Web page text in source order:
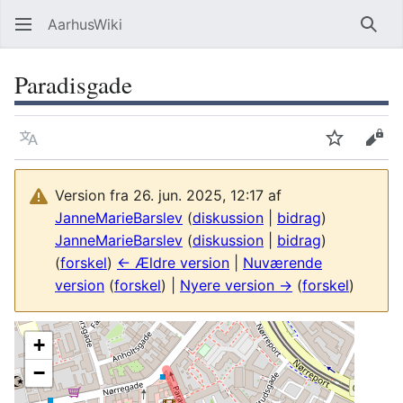
AarhusWiki Søg
Paradisgade
Sprog OvervågVis
Version fra 26. jun. 2025, 12:17 af
JanneMarieBarslev (diskussion bidrag)
JanneMarieBarslev (diskussion bidrag)
(forskel) ← Ældre version
Nuværende
version (forskel) | Nyere version → (forskel)
+
−